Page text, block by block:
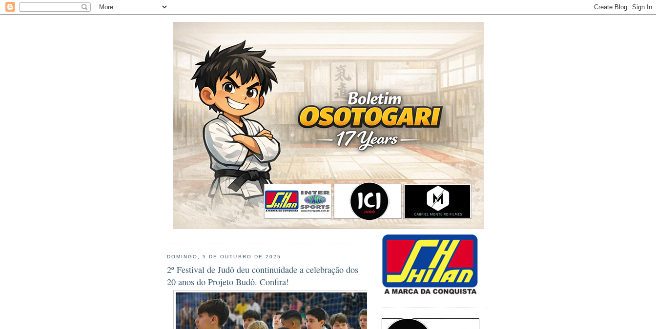
DOMINGO, 5 DE OUTUBRO DE 2025
2º Festival de Judô deu continuidade a celebração dos
20 anos do Projeto Budô. Confira!